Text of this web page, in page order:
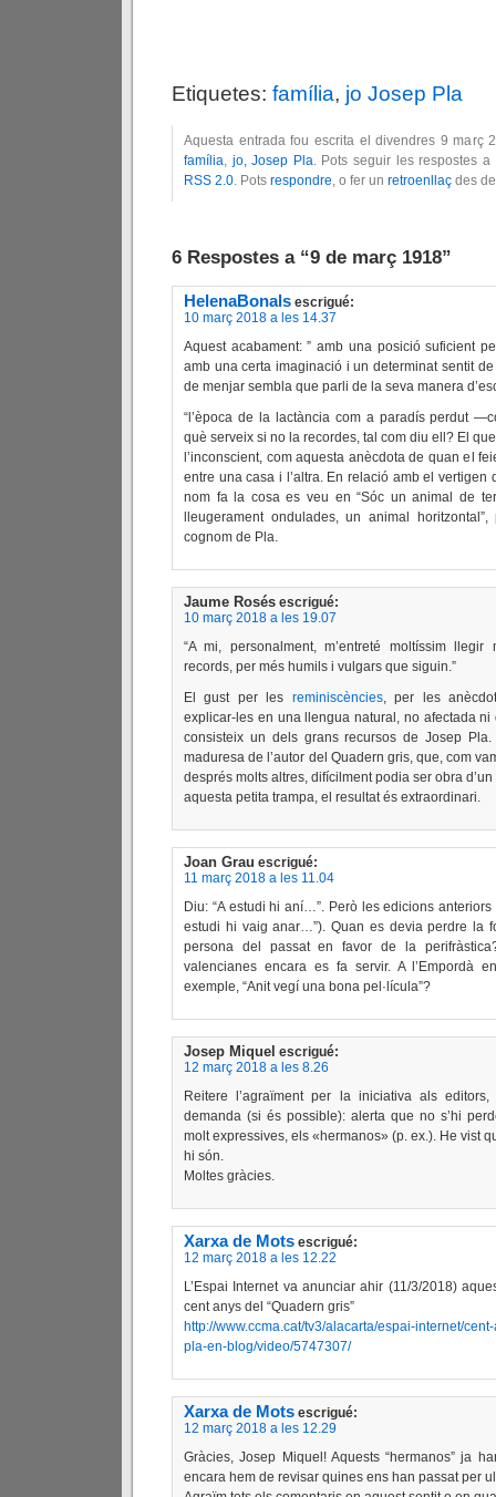
Etiquetes: família, jo Josep Pla
Aquesta entrada fou escrita el divendres 9 març
família, jo, Josep Pla. Pots seguir les respostes
RSS 2.0. Pots respondre, o fer un retroenllaç des
6 Respostes a “9 de març 1918”
HelenaBonals escrigué:
10 març 2018 a les 14.37
Aquest acabament: ” amb una posició suficient
amb una certa imaginació i un determinat sentit
de menjar sembla que parli de la seva manera
“l’època de la lactància com a paradís perdut
què serveix si no la recordes, tal com diu ell? El
l’inconscient, com aquesta anècdota de quan el
entre una casa i l’altra. En relació amb el
nom fa la cosa es veu en “Sóc un animal de
lleugerament ondulades, un animal
cognom de Pla.
Jaume Rosés escrigué:
10 març 2018 a les 19.07
“A mi, personalment, m’entreté moltíssim llegir
records, per més humils i vulgars que siguin.”
El gust per les reminiscències, per les
explicar-les en una llengua natural, no afectada
consisteix un dels grans recursos de Josep
maduresa de l’autor del Quadern gris, que, com
després molts altres, difícilment podia ser obra
aquesta petita trampa, el resultat és extraordinari.
Joan Grau escrigué:
11 març 2018 a les 11.04
Diu: “A estudi hi aní…”. Però les edicions
estudi hi vaig anar…”). Quan es devia perdre la
persona del passat en favor de la
valencianes encara es fa servir. A l’Empordà
exemple, “Anit vegí una bona pel·lícula”?
Josep Miquel escrigué:
12 març 2018 a les 8.26
Reitere l’agraïment per la iniciativa als
demanda (si és possible): alerta que no s’hi
molt expressives, els «hermanos» (p. ex.). He vist
hi són.
Moltes gràcies.
Xarxa de Mots escrigué:
12 març 2018 a les 12.22
L’Espai Internet va anunciar ahir (11/3/2018)
cent anys del “Quadern gris”
http://www.ccma.cat/tv3/alacarta/espai-internet/
pla-en-blog/video/5747307/
Xarxa de Mots escrigué:
12 març 2018 a les 12.29
Gràcies, Josep Miquel! Aquests “hermanos” ja
encara hem de revisar quines ens han passat per